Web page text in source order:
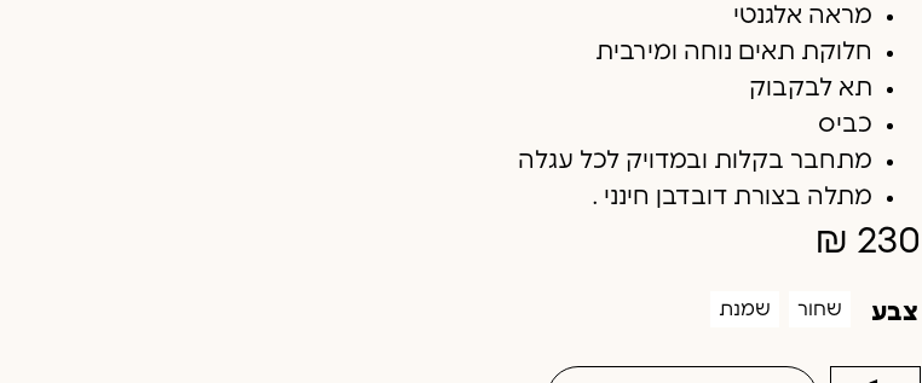
מראה אלגנטי
חלוקת תאים נוחה ומירבית
תא לבקבוק
כביס
מתחבר בקלות ובמדויק לכל עגלה
מתלה בצורת דובדבן חינני .
₪ 230
צבע שחור שמנת